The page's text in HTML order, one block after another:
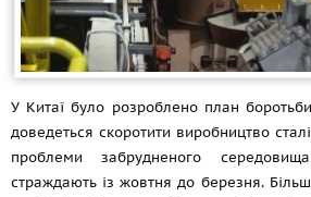
У Китаї було розроблено план
доведеться скоротити виробництво
проблеми забрудненого
страждають із жовтня до березня. Більш